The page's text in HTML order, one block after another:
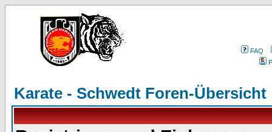
FAQ
Karate - Schwedt Foren-Übersicht